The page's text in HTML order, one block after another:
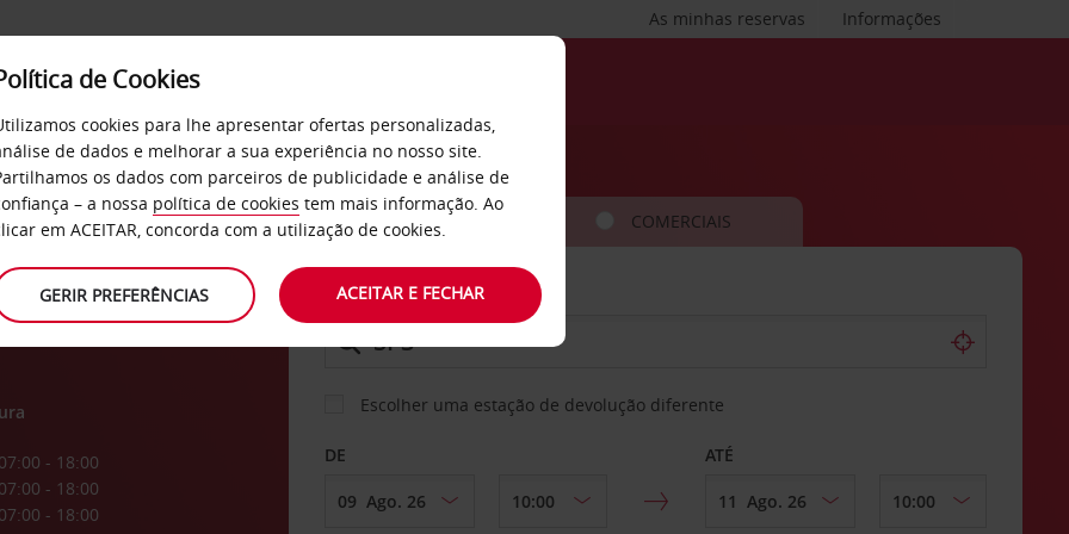
Informações
As minhas reservas
SERVIÇOS EMPRESAS
07:00 - 18:00
07:00 - 18:00
07:00 - 18:00
CARRO COMERCIAIS
LEVANTAR EM
Escolher uma estação de devolução diferente
DE ATÉ
de Cookies
cookies para lhe apresentar ofertas personalizadas,
de dados e melhorar a sua experiência no nosso site.
os dados com parceiros de publicidade e análise de
– a nossa política de cookies tem mais informação. Ao
em ACEITAR, concorda com a utilização de cookies.
GERIR PREFERÊNCIAS ACEITAR E FECHAR